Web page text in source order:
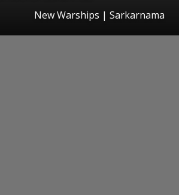
New Warships | Sarkarnama